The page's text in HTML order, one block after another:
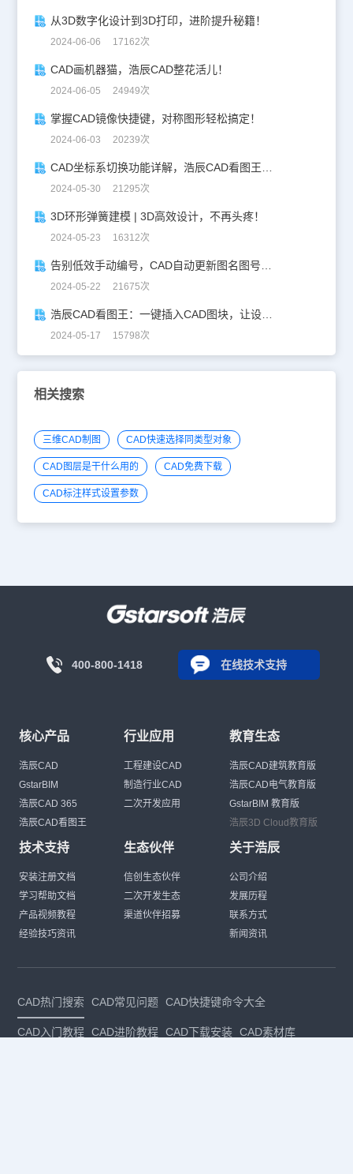
从3D数字化设计到3D打印，进阶提升秘籍！
2024-06-06 17162次
CAD画机器猫，浩辰CAD整花活儿！
2024-06-05 24949次
掌握CAD镜像快捷键，对称图形轻松搞定！
2024-06-03 20239次
2024-05-30 21295次
3D环形弹簧建模 | 3D高效设计，不再头疼！
2024-05-23 16312次
2024-05-22 21675次
浩辰CAD看图王：一键插入CAD图块，让设计更高效！
2024-05-17 15798次
相关搜索
三维CAD制图 CAD快速选择同类型对象
CAD图层是干什么用的 CAD免费下载
CAD标注样式设置参数
400-800-1418 在线技术支持
核心产品
浩辰CAD
GstarBIM
浩辰CAD 365
浩辰CAD看图王
行业应用
工程建设CAD
制造行业CAD
二次开发应用
教育生态
浩辰CAD建筑教育版
浩辰CAD电气教育版
GstarBIM 教育版
浩辰3D Cloud教育版
技术支持
安装注册文档
学习帮助文档
产品视频教程
经验技巧资讯
生态伙伴
信创生态伙伴
二次开发生态
渠道伙伴招募
关于浩辰
公司介绍
发展历程
联系方式
新闻资讯
CAD热门搜索 CAD常见问题 CAD快捷键命令大全
CAD入门教程 CAD进阶教程 CAD下载安装 CAD素材库